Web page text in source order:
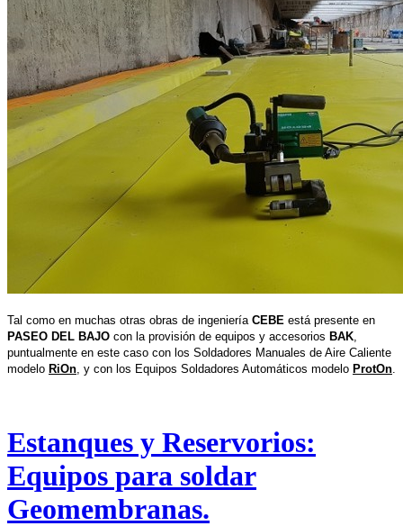
Tal como en muchas otras obras de ingeniería CEBE está presente en
PASEO DEL BAJO con la provisión de equipos y accesorios BAK
puntualmente en este caso con los Soldadores Manuales de Aire Caliente
modelo RiOn , y con los Equipos Soldadores Automáticos modelo ProtOn
Estanques y Reservorios:
Equipos para soldar
Geomembranas.